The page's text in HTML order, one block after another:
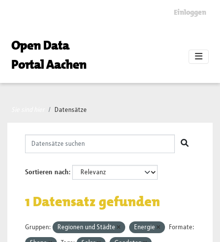
Einloggen
Open Data
Portal Aachen
Datensätze
Sortieren nach
1 Datensatz gefunden
Gruppen: Regionen und Städte Energie Formate: